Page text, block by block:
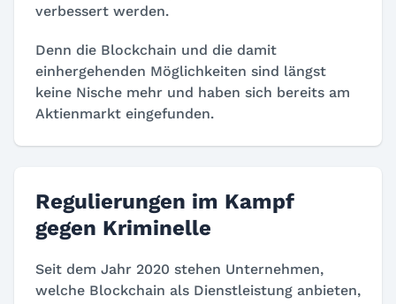
verbessert werden.
Denn die Blockchain und die damit
einhergehenden Möglichkeiten sind längst
keine Nische mehr und haben sich bereits am
Aktienmarkt eingefunden.
Regulierungen im Kampf
gegen Kriminelle
Seit dem Jahr 2020 stehen Unternehmen,
welche Blockchain als Dienstleistung anbieten,